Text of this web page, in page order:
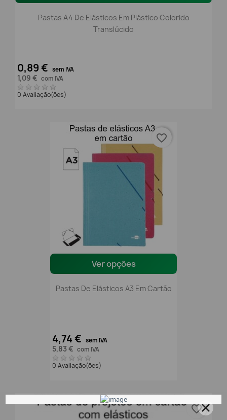
Pastas A4 De Elásticos Em Plástico Colorido
Translúcido
0,89 € sem IVA
1,09 € com IVA
0 Avaliação(ões)
Ver opções
Pastas De Elásticos A3 Em Cartão
4,74 € sem IVA
5,83 € com IVA
0 Avaliação(ões)
favorite_border
favorite_border